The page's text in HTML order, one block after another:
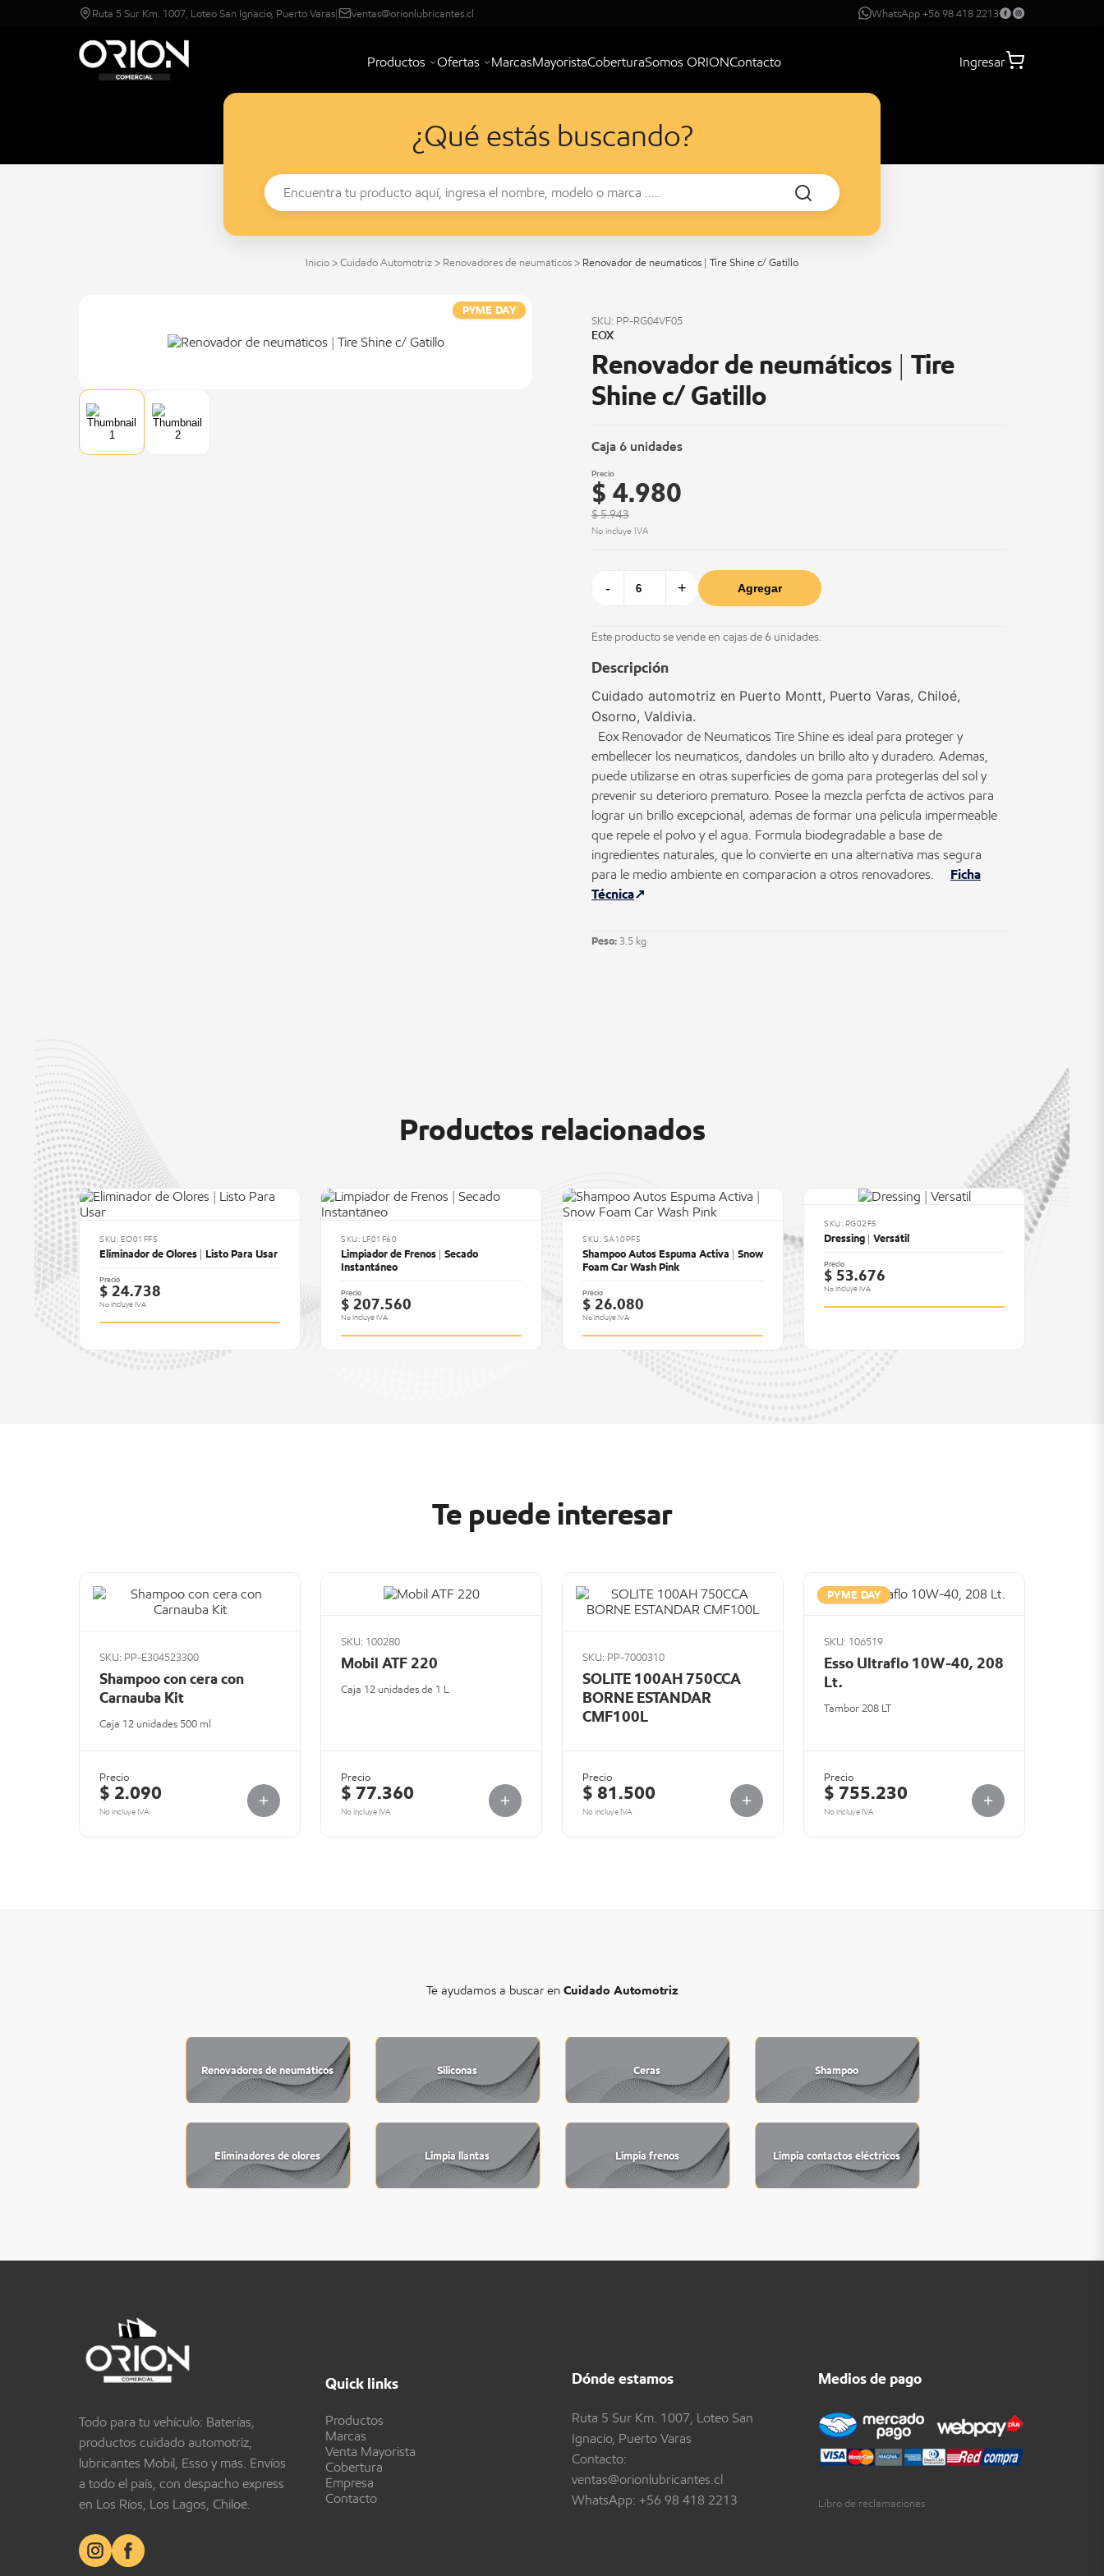
Ruta 5 Sur Km. 1007, Loteo San Ignacio, Puerto Varas| ventas@orionlubricantes.cl WhatsApp +56 98 418 2213
Productos Ofertas MarcasMayoristaCoberturaSomos ORIONContacto Ingresar
¿Qué estás buscando?
Inicio > Cuidado Automotriz > Renovadores de neumáticos > Renovador de neumáticos | Tire Shine c/ Gatillo
PYME DAY
SKU: PP-RG04VF05
EOX
Renovador de neumáticos | Tire
Shine c/ Gatillo
Caja 6 unidades
Precio
$ 4.980
$ 5.943
No incluye IVA
- + Agregar
Este producto se vende en cajas de 6 unidades.
Descripción
Cuidado automotriz en Puerto Montt, Puerto Varas, Chiloé,
Osorno, Valdivia.
Eox Renovador de Neumaticos Tire Shine es ideal para proteger y
embellecer los neumaticos, dandoles un brillo alto y duradero. Ademas,
puede utilizarse en otras superficies de goma para protegerlas del sol y
prevenir su deterioro prematuro. Posee la mezcla perfcta de activos para
lograr un brillo excepcional, ademas de formar una pelicula impermeable
que repele el polvo y el agua. Formula biodegradable a base de
ingredientes naturales, que lo convierte en una alternativa mas segura
para le medio ambiente en comparación a otros renovadores. Ficha
Técnica
Peso: 3.5 kg
Productos relacionados
SKU: EO01FF5
Eliminador de Olores | Listo Para Usar
Precio
$ 24.738
No Incluye IVA
SKU: LF01F60
Limpiador de Frenos | Secado
Instantáneo
Precio
$ 207.560
No Incluye IVA
SKU: SA10PF5
Shampoo Autos Espuma Activa | Snow
Foam Car Wash Pink
Precio
$ 26.080
No Incluye IVA
SKU: RG02F5
Dressing | Versátil
Precio
$ 53.676
No Incluye IVA
Te puede interesar
SKU: PP-E304523300
Shampoo con cera con
Carnauba Kit
Caja 12 unidades 500 ml
Precio
$ 2.090
No incluye IVA
SKU: 100280
Mobil ATF 220
Caja 12 unidades de 1 L
Precio
$ 77.360
No incluye IVA
SKU: PP-7000310
SOLITE 100AH 750CCA
BORNE ESTANDAR
CMF100L
Precio
$ 81.500
No incluye IVA
PYME DAY
SKU: 106519
Esso Ultraflo 10W-40, 208
Lt.
Tambor 208 LT
Precio
$ 755.230
No incluye IVA
Te ayudamos a buscar en Cuidado Automotriz
Renovadores de neumáticos Siliconas Ceras Shampoo
Eliminadores de olores Limpia llantas Limpia frenos Limpia contactos eléctricos
Todo para tu vehículo: Baterías,
productos cuidado automotriz,
lubricantes Mobil, Esso y más. Envíos
a todo el país, con despacho express
en Los Ríos, Los Lagos, Chiloé.
Quick links
Productos
Marcas
Venta Mayorista
Cobertura
Empresa
Contacto
Dónde estamos
Ruta 5 Sur Km. 1007, Loteo San
Ignacio, Puerto Varas
Contacto:
ventas@orionlubricantes.cl
WhatsApp: +56 98 418 2213
Medios de pago
Libro de reclamaciones